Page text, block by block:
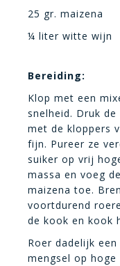
25 gr. maizena
¼ liter witte wijn
Bereiding:
Klop met een
snelheid. Druk
met de kloppers
fijn. Pureer ze
suiker op vrij
massa en voeg
maizena toe.
voortdurend
de kook en kook
Roer dadelijk
mengsel op